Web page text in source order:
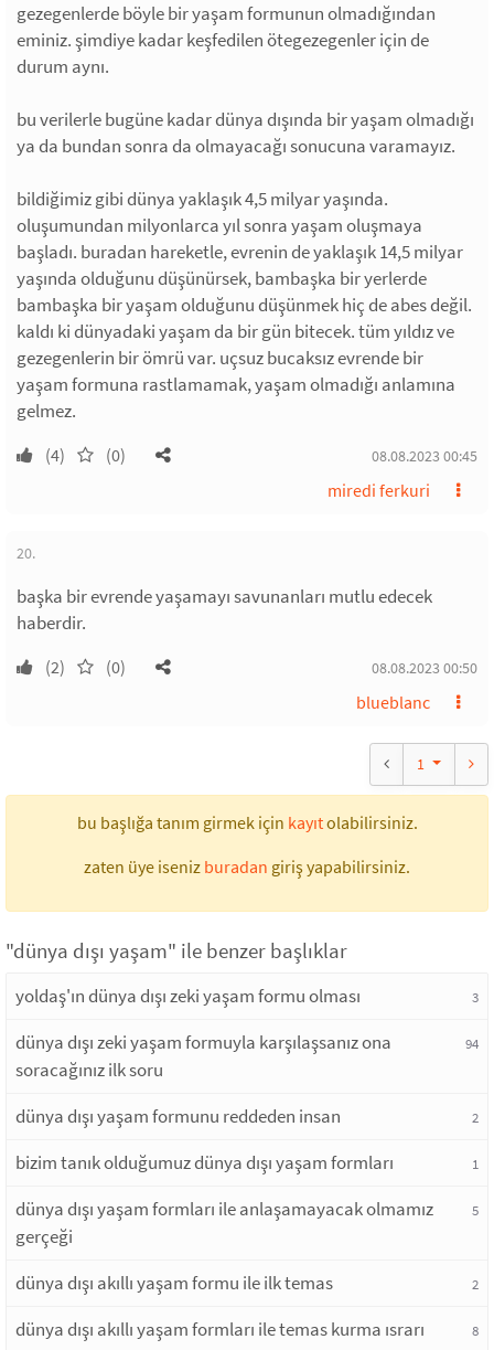
gezegenlerde böyle bir yaşam formunun olmadığından
eminiz. şimdiye kadar keşfedilen ötegezegenler için de
durum aynı.
bu verilerle bugüne kadar dünya dışında bir yaşam olmadığı
ya da bundan sonra da olmayacağı sonucuna varamayız.
bildiğimiz gibi dünya yaklaşık 4,5 milyar yaşında.
oluşumundan milyonlarca yıl sonra yaşam oluşmaya
başladı. buradan hareketle, evrenin de yaklaşık 14,5 milyar
yaşında olduğunu düşünürsek, bambaşka bir yerlerde
bambaşka bir yaşam olduğunu düşünmek hiç de abes değil.
kaldı ki dünyadaki yaşam da bir gün bitecek. tüm yıldız ve
gezegenlerin bir ömrü var. uçsuz bucaksız evrende bir
yaşam formuna rastlamamak, yaşam olmadığı anlamına
gelmez.
(4) (0) 08.08.2023 00:45
miredi ferkuri
20.
başka bir evrende yaşamayı savunanları mutlu edecek
haberdir.
(2) (0) 08.08.2023 00:50
blueblanc
1
bu başlığa tanım girmek için kayıtolabilirsiniz.
zaten üye iseniz buradan giriş yapabilirsiniz.
"dünya dışı yaşam" ile benzer başlıklar
yoldaş'ın dünya dışı zeki yaşam formu olması 3
dünya dışı zeki yaşam formuyla karşılaşsanız ona
soracağınız ilk soru
94
dünya dışı yaşam formunu reddeden insan 2
bizim tanık olduğumuz dünya dışı yaşam formları 1
dünya dışı yaşam formları ile anlaşamayacak olmamız
gerçeği
5
dünya dışı akıllı yaşam formu ile ilk temas 2
dünya dışı akıllı yaşam formları ile temas kurma ısrarı 8